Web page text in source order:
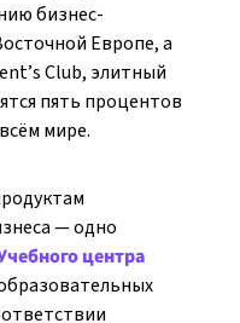
бизнес-
Европе, а
Club, элитный
пять процентов
мире.
— одно
центра